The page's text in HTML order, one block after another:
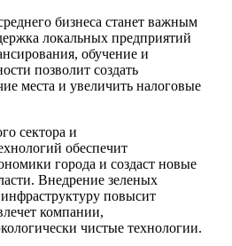
бизнеса станет важным
локальных предприятий
обучение и
позволит создать
места и увеличить налоговые
сектора и
обеспечит
города и создаст новые
Внедрение зеленых
повысит
компании,
чистые технологии.